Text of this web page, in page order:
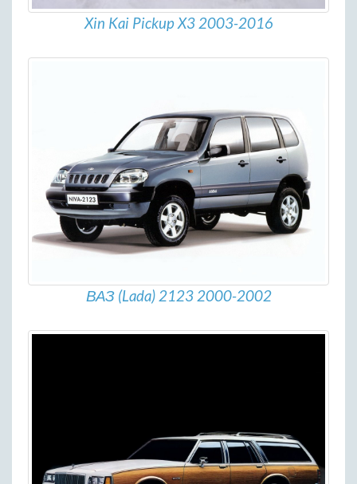
Xin Kai Pickup X3 2003-2016
ВАЗ (Lada) 2123 2000-2002